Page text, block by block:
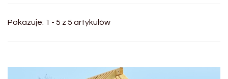
Pokazuje: 1 - 5 z 5 artykułów